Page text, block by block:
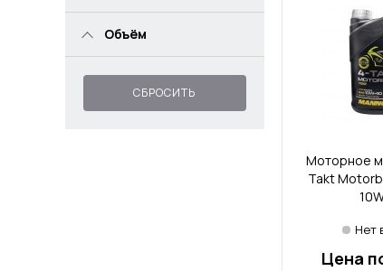
Объём
СБРОСИТЬ
Моторное
Takt
Нет
Цена